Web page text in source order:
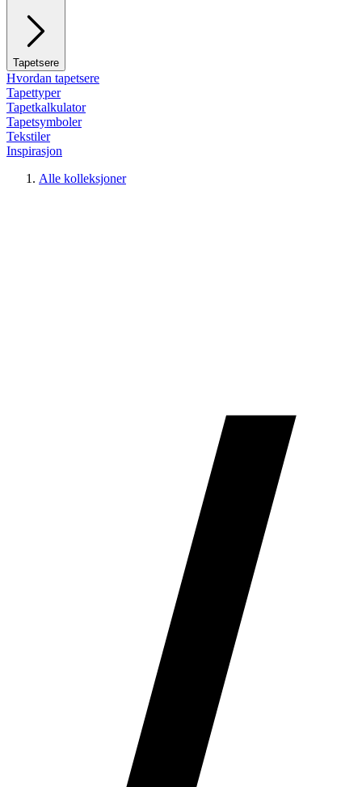
Tapetsere
Hvordan tapetsere
Tapettyper
Tapetkalkulator
Tapetsymboler
Tekstiler
Inspirasjon
Alle kolleksjoner